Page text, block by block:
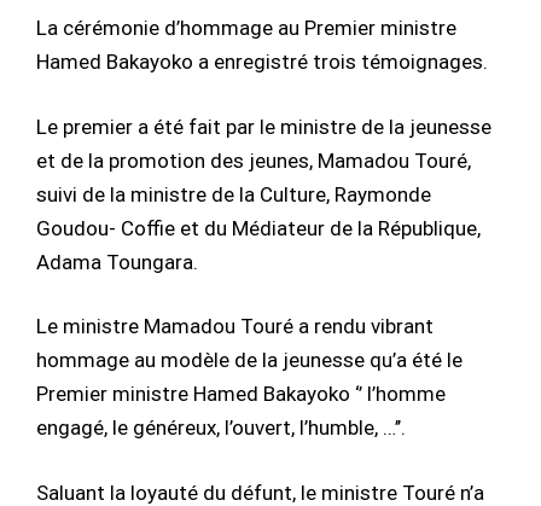
La cérémonie d’hommage au Premier ministre
Hamed Bakayoko a enregistré trois témoignages.
Le premier a été fait par le ministre de la jeunesse
et de la promotion des jeunes, Mamadou Touré,
suivi de la ministre de la Culture, Raymonde
Goudou- Coffie et du Médiateur de la République,
Adama Toungara.
Le ministre Mamadou Touré a rendu vibrant
hommage au modèle de la jeunesse qu’a été le
Premier ministre Hamed Bakayoko ‘’ l’homme
engagé, le généreux, l’ouvert, l’humble, …’’.
Saluant la loyauté du défunt, le ministre Touré n’a